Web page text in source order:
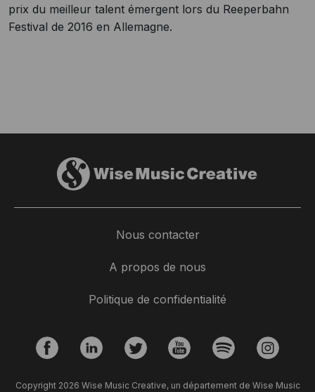
prix du meilleur talent émergent lors du Reeperbahn
Festival de 2016 en Allemagne.
Nous contacter
A propos de nous
Politique de confidentialité
Copyright 2026 Wise Music Creative, un département de Wise Music